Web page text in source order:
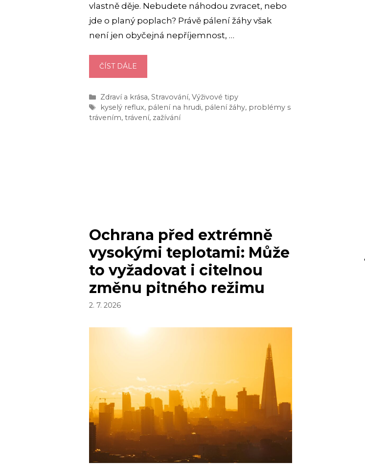
vlastně děje. Nebudete náhodou zvracet, nebo
jde o planý poplach? Právě pálení žáhy však
není jen obyčejná nepříjemnost, …
ČÍST DÁLE
ŽÁHY:
ZPŮSOBUJE,
Rubriky
Zdraví a krása,Stravování,Výživové tipy
Štítky
kyselý reflux, pálení na hrudi, pálení žáhy, problémy s
trávením, trávení, zažívání
Ochrana před extrémně
vysokými teplotami: Může
to vyžadovat i citelnou
změnu pitného režimu
2. 7. 2026